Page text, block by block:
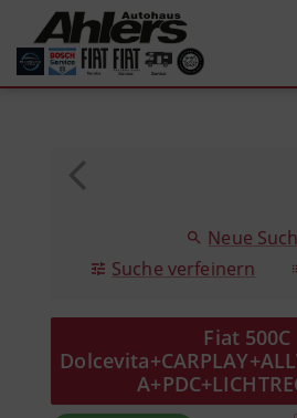
Neue
Suche verfeinern
Fiat 500C